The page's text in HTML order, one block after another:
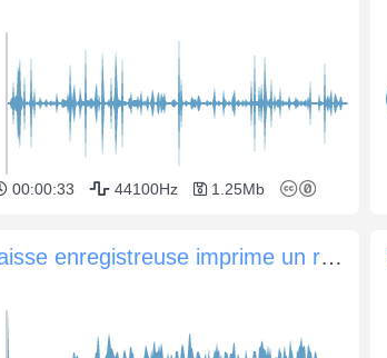
00:00:33 44100Hz 1.25Mb
La caisse enregistreuse imprime un reçu